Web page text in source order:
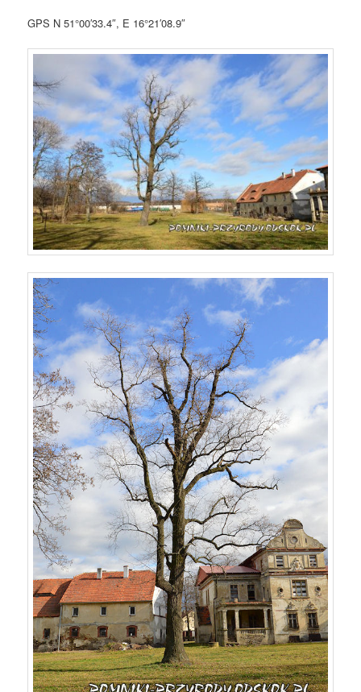
GPS N 51°00′33.4″, E 16°21′08.9″